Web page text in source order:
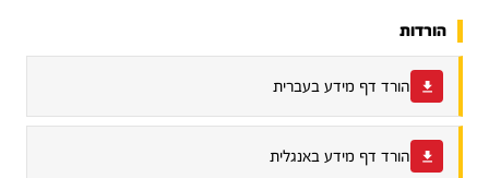
הורדות
הורד דף מידע בעברית
הורד דף מידע באנגלית